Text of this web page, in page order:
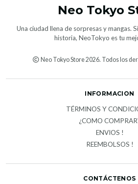
Neo Tokyo
Una ciudad llena de sorpresas y mangas.
historia, NeoTokyo es tu
Neo Tokyo Store 2026. Todos los
INFORMACION
TÉRMINOS Y
¿COMO
ENVIOS !
REEMBOLSOS !
CONTÁCTENOS